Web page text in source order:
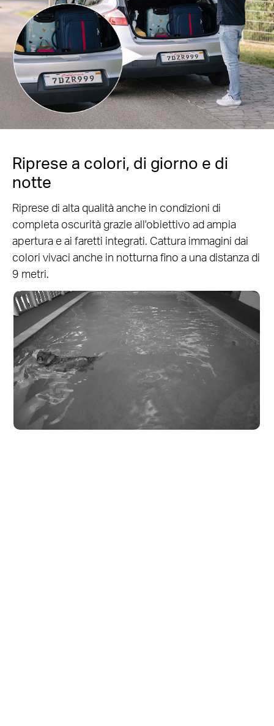
Riprese a colori, di giorno e di
notte
Riprese di alta qualità anche in condizioni di
completa oscurità grazie all'obiettivo ad ampia
apertura e ai faretti integrati. Cattura immagini dai
colori vivaci anche in notturna fino a una distanza di
9 metri.